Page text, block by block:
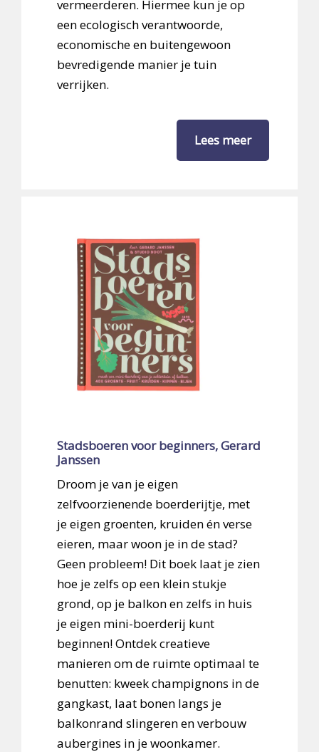
vermeerderen. Hiermee kun je op
een ecologisch verantwoorde,
economische en buitengewoon
bevredigende manier je tuin
verrijken.
Lees meer
Stadsboeren voor beginners, Gerard
Janssen
Droom je van je eigen
zelfvoorzienende boerderijtje, met
je eigen groenten, kruiden én verse
eieren, maar woon je in de stad?
Geen probleem! Dit boek laat je zien
hoe je zelfs op een klein stukje
grond, op je balkon en zelfs in huis
je eigen mini-boerderij kunt
beginnen! Ontdek creatieve
manieren om de ruimte optimaal te
benutten: kweek champignons in de
gangkast, laat bonen langs je
balkonrand slingeren en verbouw
aubergines in je woonkamer.